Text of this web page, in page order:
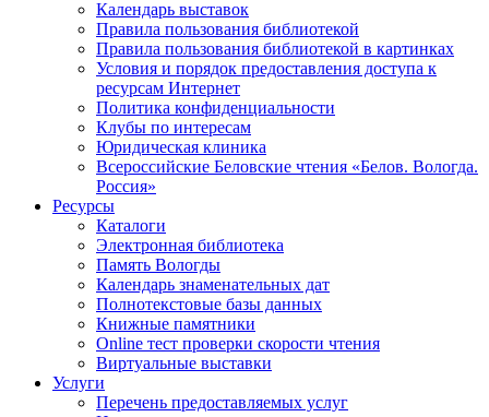
Календарь выставок
Правила пользования библиотекой
Правила пользования библиотекой в картинках
Условия и порядок предоставления доступа к
ресурсам Интернет
Политика конфиденциальности
Клубы по интересам
Юридическая клиника
Всероссийские Беловские чтения «Белов. Вологда.
Россия»
Ресурсы
Каталоги
Электронная библиотека
Память Вологды
Календарь знаменательных дат
Полнотекстовые базы данных
Книжные памятники
Online тест проверки скорости чтения
Виртуальные выставки
Услуги
Перечень предоставляемых услуг